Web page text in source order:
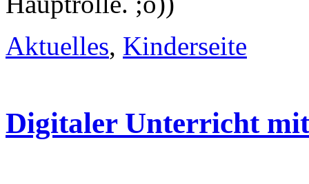
Aktuelles, Kinderseite
Digitaler Unterricht